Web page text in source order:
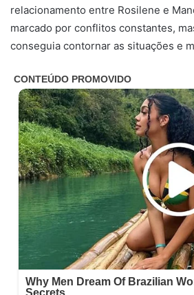
relacionamento entre Rosilene e
marcado por conflitos constantes,
conseguia contornar as situações e